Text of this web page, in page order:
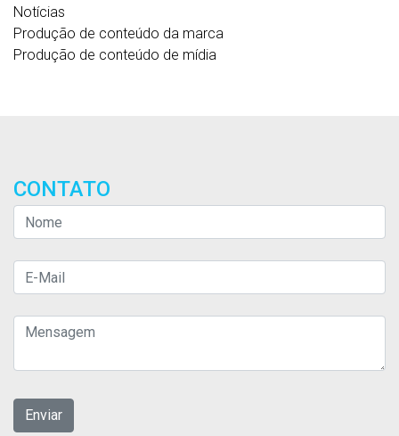
Notícias
Produção de conteúdo da marca
Produção de conteúdo de mídia
CONTATO